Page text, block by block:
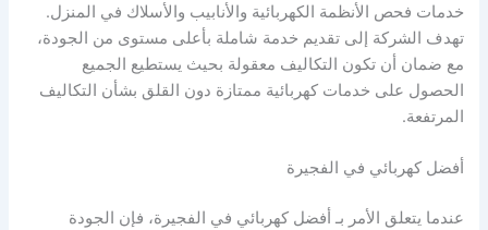
خدمات فحص الأنظمة الكهربائية والأنابيب والأسلاك في المنزل.
تهدف الشركة إلى تقديم خدمة شاملة بأعلى مستوى من الجودة،
مع ضمان أن تكون التكاليف معقولة بحيث يستطيع الجميع
الحصول على خدمات كهربائية ممتازة دون القلق بشأن التكاليف
المرتفعة.
أفضل كهربائي في الفجيرة
عندما يتعلق الأمر بـ أفضل كهربائي في الفجيرة، فإن الجودة